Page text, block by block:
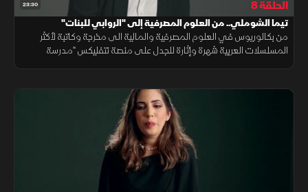
23:30 الحلقة 8
تيما الشوملي.. من العلوم المصرفية إلى "الروابي للبنات"
من بكالوريوس في العلوم المصرفية والمالية الى مخرجة وكاتبة لأكثر
المسلسلات العربية شهرة وإثارة للجدل على منصة نتفليكس "مدرسة